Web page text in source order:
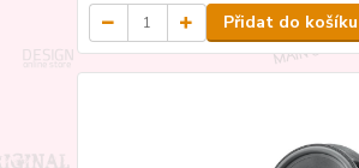
Přidat do košíku